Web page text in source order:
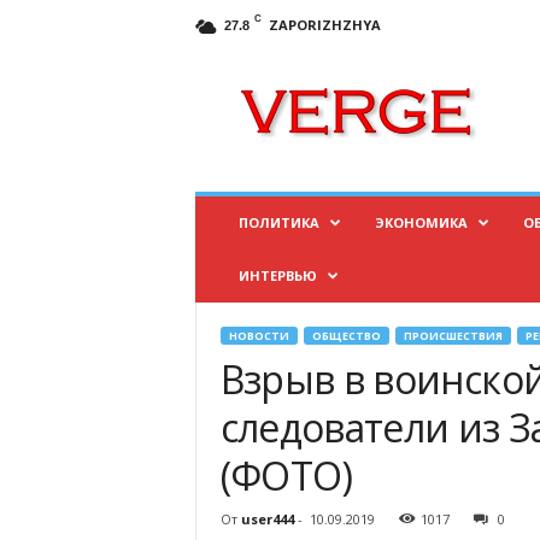
27.8 C
ZAPORIZHZHYA
ПОЛИТИКА ЭКОНОМИКА
ИНТЕРВЬЮ
НОВОСТИ ОБЩЕСТВО ПРОИСШЕСТВИЯ
Взрыв в
следователи из
(ФОТО)
От user444- 10.09.2019 1017 0